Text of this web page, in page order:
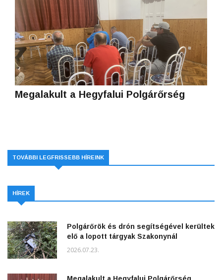
Megalakult a Hegyfalui Polgárőrség
TOVÁBBI LEGFRISSEBB HÍREINK
HÍREK
Polgárőrök és drón segítségével kerültek
elő a lopott tárgyak Szakonynál
2026.07.23.
Megalakult a Hegyfalui Polgárőrség